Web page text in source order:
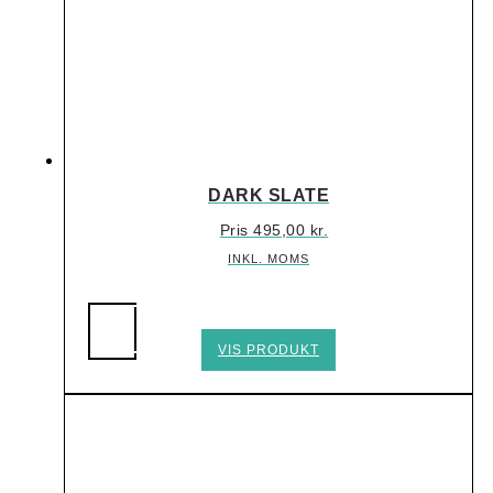
DARK SLATE
Pris495,00 kr.
INKL. MOMS
VIS PRODUKT
vare
har
flere